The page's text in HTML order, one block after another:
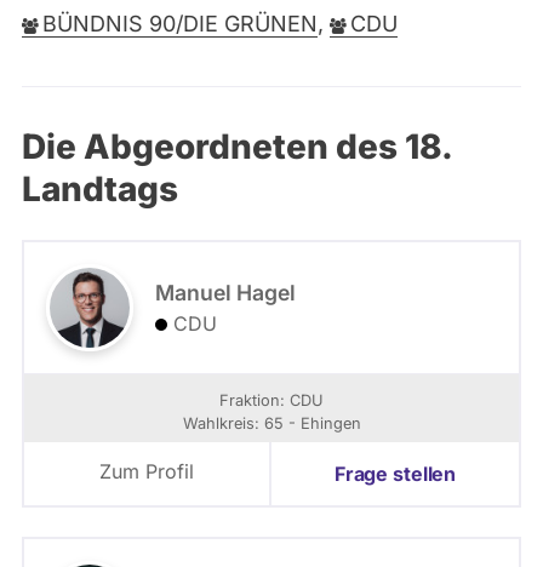
BÜNDNIS 90/DIE GRÜNEN, CDU
Die Abgeordneten des 18.
Landtags
Manuel Hagel
CDU
Fraktion: CDU
Wahlkreis: 65 - Ehingen
Zum Profil Frage stellen